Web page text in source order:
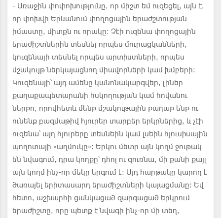
- Առաջին փոփոխությունը, որ միշտ եմ ուզեցել, այն է,
որ փոխվի Երևանում փողոցային երաժշտության
իմաստը, միտքն ու որակը: Չէի ուզենա փողոցային
երաժիշտներին տեսնել որպես մուրացկանների,
կուզենայի տեսնել որպես արտիստների, որպես
մշակույթ ներկայացնող միավորների կամ խմբերի:
Կուզենայի՝ այդ ամենը կանոնակարգվեր, լիներ
քաղաքապետարանի հսկողության կամ հովանու
ներքո, որովհետև մենք մշակութային քաղաք ենք ու
ունենք բազմաթիվ հյուրեր տարբեր երկրներից, և չէի
ուզենա՝ այդ հյուրերը տեսնեին կամ լսեին հյուսիսային
պողոտայի «աղմուկը»: Երկու մետր այն կողմ ջութակ
են նվագում, դրա կողքը՝ դհոլ ու զուռնա, մի քանի քայլ
այն կողմ ինչ-որ մեկը երգում է: Այդ հարթակը կարող է
ծառայել երիտասարդ երաժիշտների կայացմանը: Եվ
հետո, աշխարհի ցանկացած զարգացած երկրում
երաժիշտը, որը պետք է նվագի ինչ-որ մի տեղ,